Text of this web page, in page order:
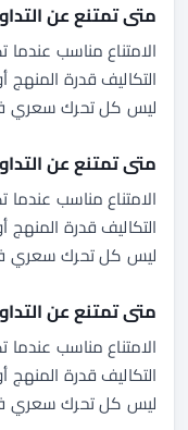
متى تمتنع عن
الامتناع مناسب عندما
التكاليف قدرة المنهج
ليس كل تحرك سعري
متى تمتنع عن
الامتناع مناسب عندما
التكاليف قدرة المنهج
ليس كل تحرك سعري
متى تمتنع عن
الامتناع مناسب عندما
التكاليف قدرة المنهج
ليس كل تحرك سعري